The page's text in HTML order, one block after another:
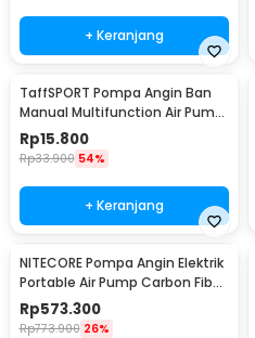
+ Keranjang
TaffSPORT Pompa Angin Ban
Manual Multifunction Air Pump
120 PSI - PM12
Rp15.800
Rp33.900 54%
+ Keranjang
NITECORE Pompa Angin Elektrik
Portable Air Pump Carbon Fiber
2.7 kPa - AP05C
Rp573.300
Rp773.900 26%